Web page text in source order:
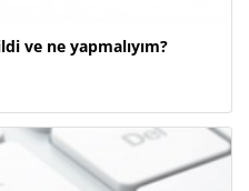
ve ne yapmalıyım?